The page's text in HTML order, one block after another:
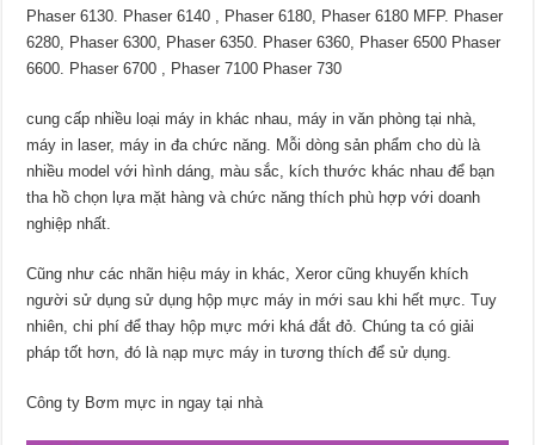
Phaser 6130. Phaser 6140 , Phaser 6180, Phaser 6180 MFP. Phaser
6280, Phaser 6300, Phaser 6350. Phaser 6360, Phaser 6500 Phaser
6600. Phaser 6700 , Phaser 7100 Phaser 730
cung cấp nhiều loại máy in khác nhau, máy in văn phòng tại nhà,
máy in laser, máy in đa chức năng. Mỗi dòng sản phẩm cho dù là
nhiều model với hình dáng, màu sắc, kích thước khác nhau để bạn
tha hồ chọn lựa mặt hàng và chức năng thích phù hợp với doanh
nghiệp nhất.
Cũng như các nhãn hiệu máy in khác, Xeror cũng khuyến khích
người sử dụng sử dụng hộp mực máy in mới sau khi hết mực. Tuy
nhiên, chi phí để thay hộp mực mới khá đắt đỏ. Chúng ta có giải
pháp tốt hơn, đó là nạp mực máy in tương thích để sử dụng.
Công ty Bơm mực in ngay tại nhà